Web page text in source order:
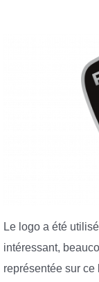
Le logo a été
intéressant,
représentée sur ce